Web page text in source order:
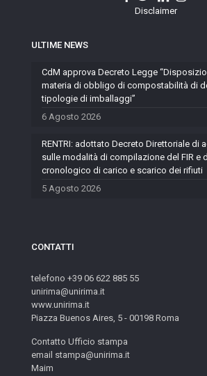
Disclaimer
ULTIME NEWS
CdM approva Decreto Legge
materia di obbligo di compostabilità di
tipologie di imballaggi”
6 Agosto 2026
RENTRI: adottato Decreto Direttoriale di
sulle modalità di compilazione del FIR e
cronologico di carico e scarico dei rifiuti
5 Agosto 2026
CONTATTI
telefono +39 06 622 885 55
unirima@unirima.it
www.unirima.it
Piazza Buenos Aires, 5 - 00198 Roma
Contatto Ufficio stampa
email stampa@unirima.it
Maim